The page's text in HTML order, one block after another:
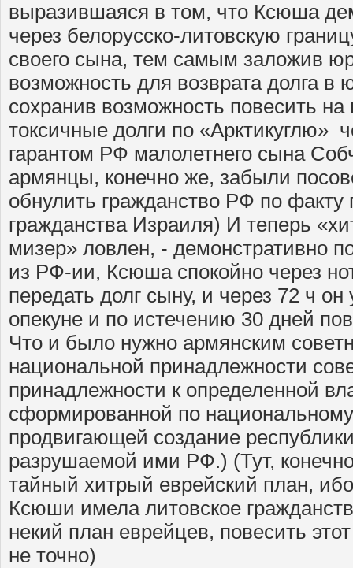
выразившаяся в том, что Ксюша
через белорусско-литовскую
своего сына, тем самым заложив
возможность для возврата долга
сохранив возможность повесить на
токсичные долги по «Арктикуглю»
гарантом РФ малолетнего сына
армянцы, конечно же, забыли
обнулить гражданство РФ по
гражданства Израиля) И теперь
мизер» ловлен, - демонстративно
из РФ-ии, Ксюша спокойно через
передать долг сыну, и через 72 ч он
опекуне и по истечению 30 дней
Что и было нужно армянским
национальной принадлежности
принадлежности к определенной
сформированной по
продвигающей создание
разрушаемой ими РФ.) (Тут,
тайный хитрый еврейский план,
Ксюши имела литовское
некий план еврейцев, повесить
не точно)